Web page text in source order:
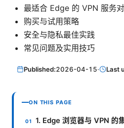
最适合 Edge 的 VPN 服务
购买与试用策略
安全与隐私最佳实践
常见问题及实用技巧
Published:2026-04-15· Last
ON THIS PAGE
1. Edge 浏览器与 VPN 的